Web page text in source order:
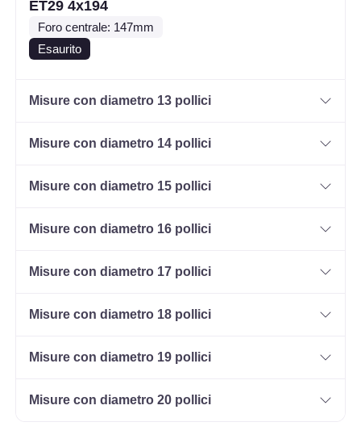
ET29 4x194
Foro centrale: 147mm
Esaurito
Misure con diametro 13 pollici
Misure con diametro 14 pollici
Misure con diametro 15 pollici
Misure con diametro 16 pollici
Misure con diametro 17 pollici
Misure con diametro 18 pollici
Misure con diametro 19 pollici
Misure con diametro 20 pollici